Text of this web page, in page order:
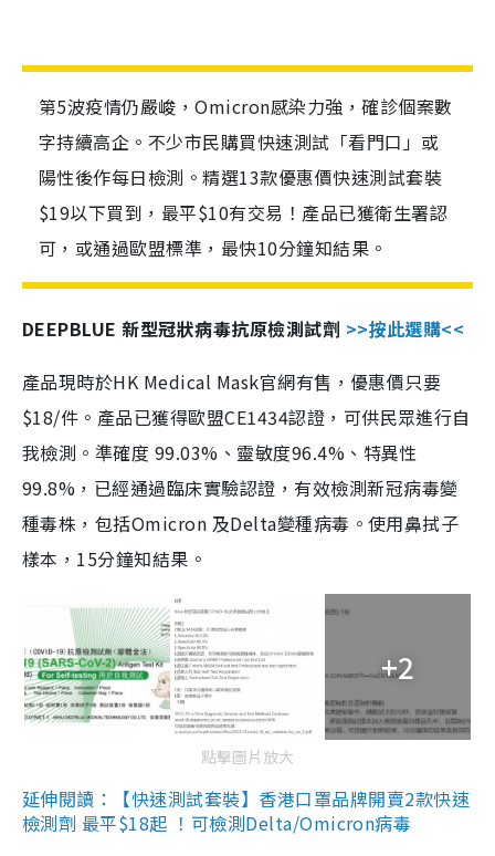
第5波疫情仍嚴峻，Omicron感染力強，確診個案數
字持續高企。不少市民購買快速測試「看門口」或
陽性後作每日檢測。精選13款優惠價快速測試套裝
$19以下買到，最平$10有交易！產品已獲衛生署認
可，或通過歐盟標準，最快10分鐘知結果。
DEEPBLUE 新型冠狀病毒抗原檢測試劑 >>按此選購<<
產品現時於HK Medical Mask官網有售，優惠價只要
$18/件。產品已獲得歐盟CE1434認證，可供民眾進行自
我檢測。準確度 99.03%、靈敏度96.4%、特異性
99.8%，已經通過臨床實驗認證，有效檢測新冠病毒變
種毒株，包括Omicron 及Delta變種病毒。使用鼻拭子
樣本，15分鐘知結果。
+2
點擊圖片放大
延伸閱讀：【快速測試套裝】香港口罩品牌開賣2款快速
檢測劑 最平$18起 ！可檢測Delta/Omicron病毒